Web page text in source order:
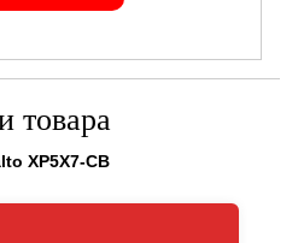
товара
XP5X7-CB